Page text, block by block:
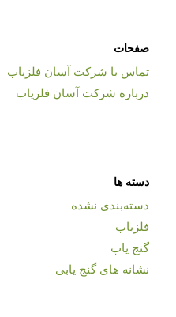
صفحات
تماس با شرکت آسان فلزیاب
درباره شرکت آسان فلزیاب
دسته ها
دسته‌بندی نشده
فلزیاب
گنج یاب
نشانه های گنج یابی